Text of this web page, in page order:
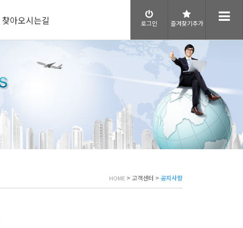
로그인 즐겨찾기추가
찾아오시는길
HOME > 고객센터 > 공지사항